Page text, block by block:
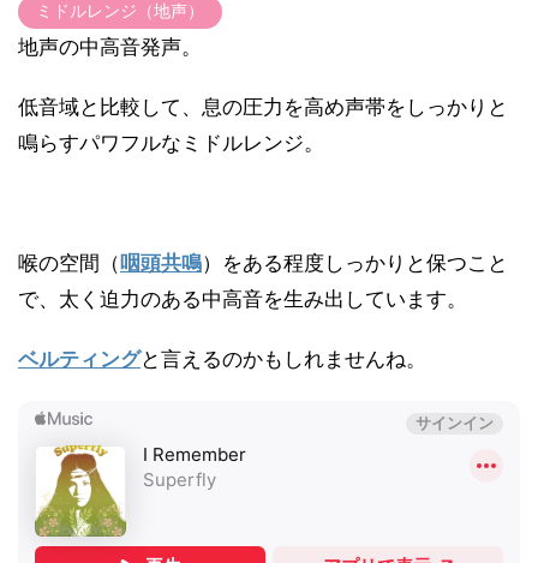
ミドルレンジ（地声）
地声の中高音発声。
低音域と比較して、息の圧力を高め声帯をしっかりと
鳴らすパワフルなミドルレンジ。
喉の空間（咽頭共鳴）をある程度しっかりと保つこと
で、太く迫力のある中高音を生み出しています。
ベルティングと言えるのかもしれませんね。